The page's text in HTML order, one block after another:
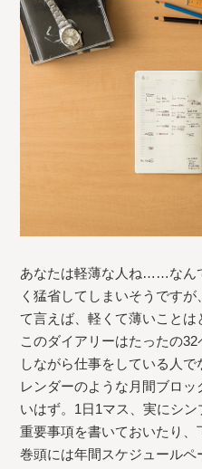
あなたは軽薄な人ね……なん
く猛省してしまいそうです
て言えば、軽くて薄いことは
このダイアリーはたったの
しながら仕事をしている人
レンダーのような月間ブロ
いはず。1日1マス、実にシ
重要事項を書いておいたり、
巻頭には年間スケジュール